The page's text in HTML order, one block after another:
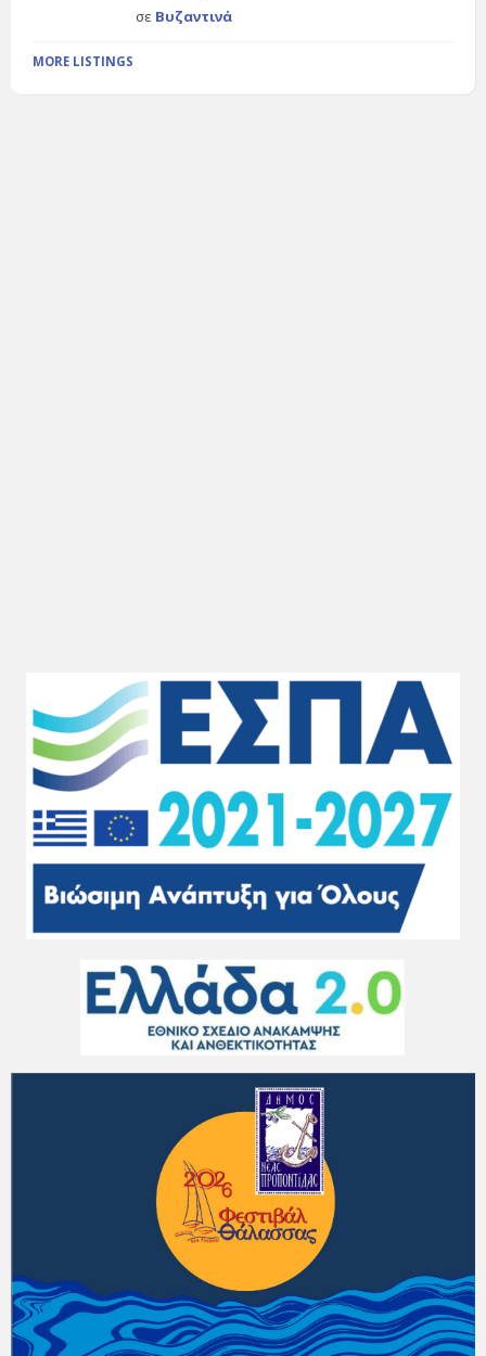
σε Βυζαντινά
MORE LISTINGS